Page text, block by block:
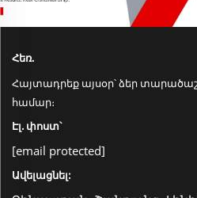
Հեռ.
Հայտադրեք այսօր՝ ձեր
համար։
Էլ. փոստ՝
[email protected]
Ավելացնել: